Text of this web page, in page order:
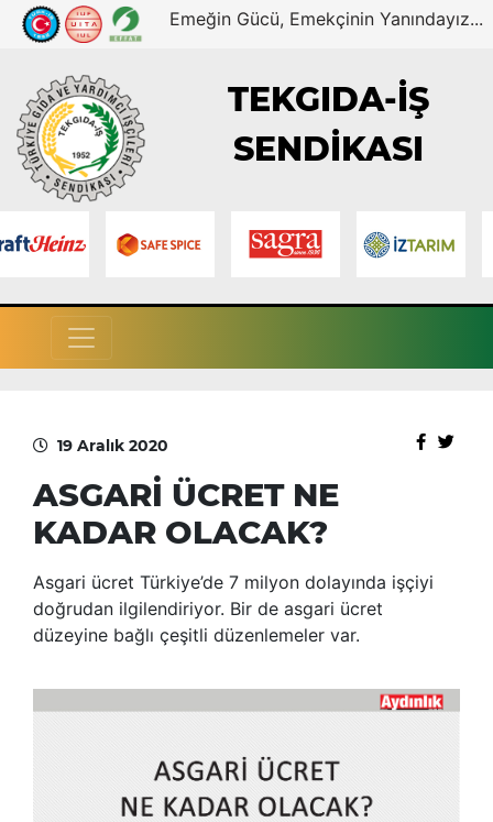
Emeğin Gücü, Emekçinin Yanındayız...
TEKGIDA-İŞ
SENDİKASI
19 Aralık 2020
ASGARİ ÜCRET NE
KADAR OLACAK?
Asgari ücret Türkiye’de 7 milyon dolayında işçiyi
doğrudan ilgilendiriyor. Bir de asgari ücret
düzeyine bağlı çeşitli düzenlemeler var.